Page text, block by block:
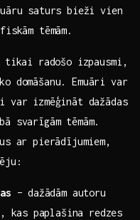
saturs bieži vien​
tēmām.
tikai radošo izpausmi,
Emuāri var
izmēģināt dažādas
svarīgām tēmām.
ar pierādījumiem,
– ⁢dažādām autoru⁢
paplašina redzes